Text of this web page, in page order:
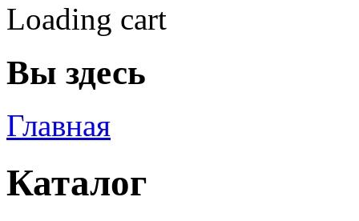
Loading cart
Вы здесь
Главная
Каталог